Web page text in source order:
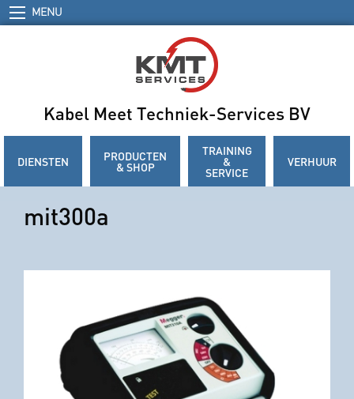
MENU
Kabel Meet Techniek-Services BV
DIENSTEN PRODUCTEN
& SHOP
TRAINING
&
SERVICE
VERHUUR
mit300a